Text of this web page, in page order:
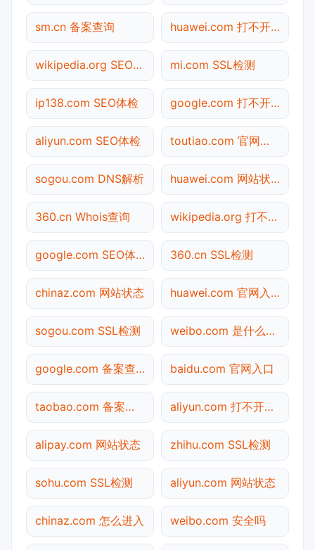
sm.cn 备案查询 huawei.com 打不开检测
wikipedia.org SEO体检 mi.com SSL检测
ip138.com SEO体检 google.com 打不开检测
aliyun.com SEO体检 toutiao.com 官网入口
sogou.com DNS解析 huawei.com 网站状态
360.cn Whois查询 wikipedia.org 打不开检测
google.com SEO体检 360.cn SSL检测
chinaz.com 网站状态 huawei.com 官网入口
sogou.com SSL检测 weibo.com 是什么网站
google.com 备案查询 baidu.com 官网入口
taobao.com 备案查询 aliyun.com 打不开检测
alipay.com 网站状态 zhihu.com SSL检测
sohu.com SSL检测 aliyun.com 网站状态
chinaz.com 怎么进入 weibo.com 安全吗